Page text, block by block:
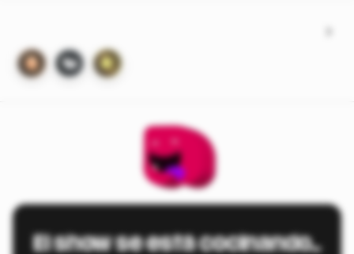
El show se está cocinando…